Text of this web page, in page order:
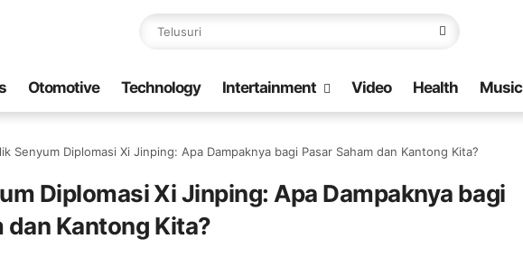
Otomotive Technology Intertainment Video Health Music
Senyum Diplomasi Xi Jinping: Apa Dampaknya bagi Pasar Saham dan Kantong Kita?
Diplomasi Xi Jinping: Apa Dampaknya bagi
dan Kantong Kita?